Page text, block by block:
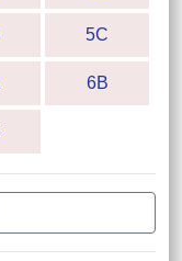
5C
6B